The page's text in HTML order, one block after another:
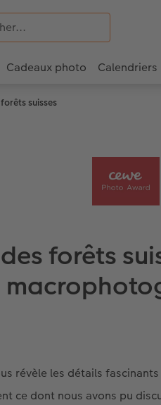
Cadeaux photo Calendriers
suisses
forêts
révèle les détails
ce dont nous avons pu